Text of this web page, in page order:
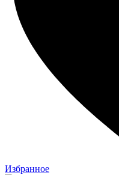
Избранное